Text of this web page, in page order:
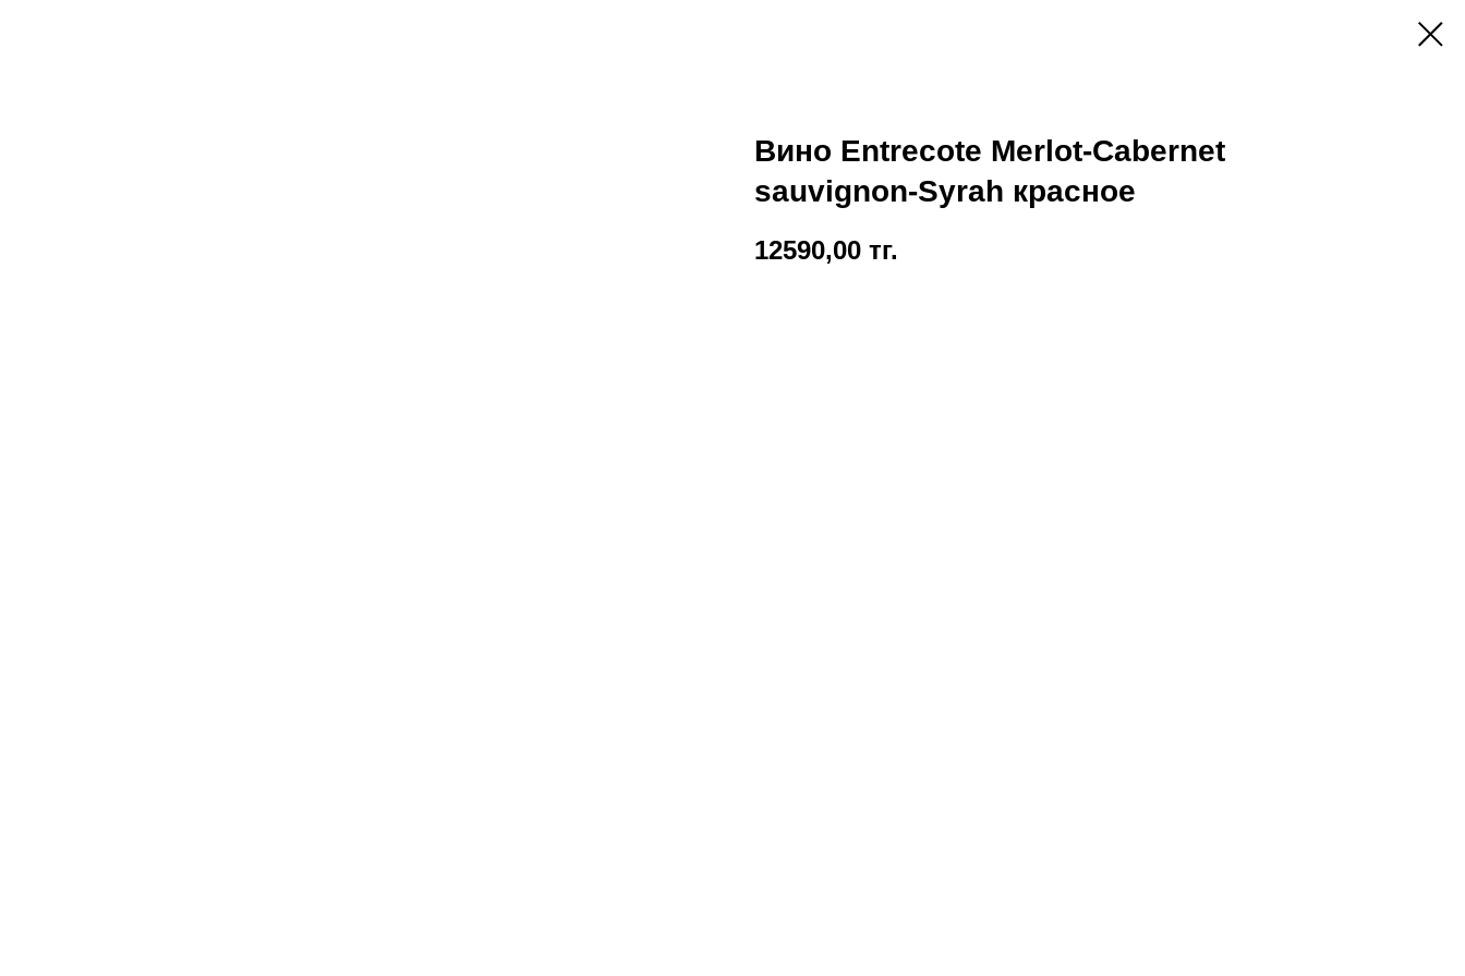
Вино Entrecote Merlot-Cabernet
sauvignon-Syrah красное
12590,00 тг.